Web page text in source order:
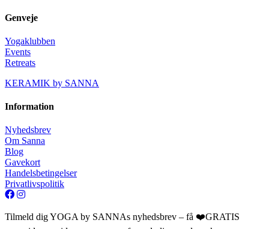
Genveje
Yogaklubben
Events
Retreats
KERAMIK by SANNA
Information
Nyhedsbrev
Om Sanna
Blog
Gavekort
Handelsbetingelser
Privatlivspolitik
Tilmeld dig YOGA by SANNAs nyhedsbrev – få ❤️GRATIS